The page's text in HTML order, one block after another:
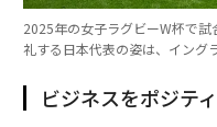
2025年の女子ラグビーW杯で
礼する日本代表の姿は、イング
ビジネスをポジテ